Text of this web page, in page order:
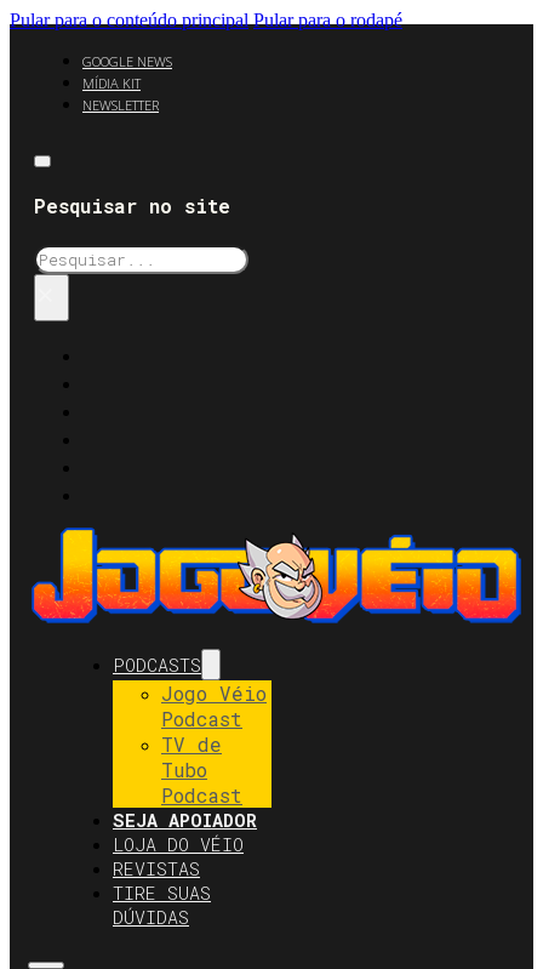
Pular para o conteúdo principal Pular para o rodapé
GOOGLE NEWS
MÍDIA KIT
NEWSLETTER
Pesquisar no site
Pesquisar
PODCASTS
Jogo Véio
Podcast
TV de
Tubo
Podcast
SEJA APOIADOR
LOJA DO VÉIO
REVISTAS
TIRE SUAS
DÚVIDAS